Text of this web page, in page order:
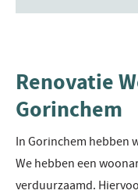
Renovatie
Gorinchem
In Gorinchem hebben
We hebben een
verduurzaamd.